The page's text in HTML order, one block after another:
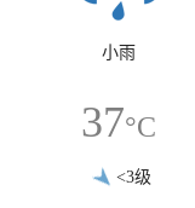
小雨
37°C
<3级